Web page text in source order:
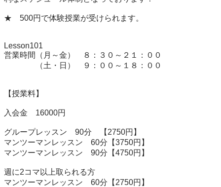
★　500円で体験授業が受けられます。
Lesson101
営業時間（月～金）　８：３０～２１：００
（土・日）　９：００～１８：００
【授業料】
入会金　16000円
グループレッスン　90分　【2750円】
マンツーマンレッスン　60分【3750円】
マンツーマンレッスン　90分【4750円】
週に2コマ以上取られる方
マンツーマンレッスン　60分【2750円】